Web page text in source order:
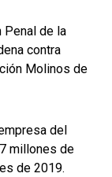
Penal de la
contra
Molinos de
del
millones de
de 2019.